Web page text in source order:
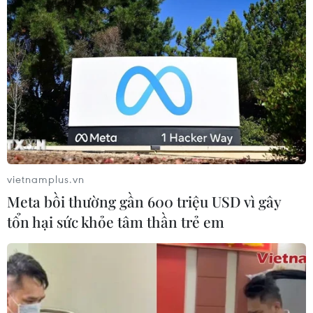
Mỹ áp thuế 15% đối với nguyên liệu
quan trọng để sản xuất chip
07/08/2026 00:56
Giá dầu tăng vọt do Iran xem xét cấm
tàu Mỹ và Israel qua eo biển Hormuz
07/08/2026 00:45
Đảng Cộng hòa đề xuất dự luật trao
thêm thẩm quyền thuế quan cho ông
Trump
07/08/2026 00:33
vietnamplus.vn
Meta bồi thường gần 600 triệu USD vì gây
tổn hại sức khỏe tâm thần trẻ em